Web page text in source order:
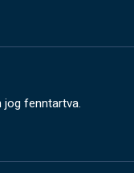
jog fenntartva.